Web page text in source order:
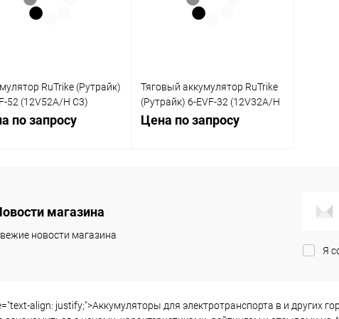
В избранное В избранное
RuTrike (Рутрайк)
52 (12V52A/H C3)
гелевый
по запросу
в 1
Сравнение
Тяговый аккумулятор RuTrike
(Рутрайк) 6-EVF-32 (12V32A/H
C3)
Цена по запросу
магазина
новости магазина
Я
align: justify;">Аккумуляторы для электротранспорта в и других